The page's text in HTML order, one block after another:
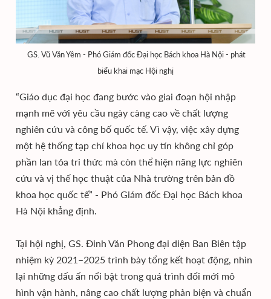
GS. Vũ Văn Yêm - Phó Giám đốc Đại học Bách khoa Hà Nội - phát
biểu khai mạc Hội nghị
“Giáo dục đại học đang bước vào giai đoạn hội nhập
mạnh mẽ với yêu cầu ngày càng cao về chất lượng
nghiên cứu và công bố quốc tế. Vì vậy, việc xây dựng
một hệ thống tạp chí khoa học uy tín không chỉ góp
phần lan tỏa tri thức mà còn thể hiện năng lực nghiên
cứu và vị thế học thuật của Nhà trường trên bản đồ
khoa học quốc tế” - Phó Giám đốc Đại học Bách khoa
Hà Nội khẳng định.
Tại hội nghị, GS. Đinh Văn Phong đại diện Ban Biên tập
nhiệm kỳ 2021–2025 trình bày tổng kết hoạt động, nhìn
lại những dấu ấn nổi bật trong quá trình đổi mới mô
hình vận hành, nâng cao chất lượng phản biện và chuẩn